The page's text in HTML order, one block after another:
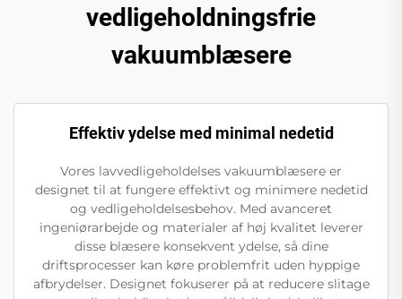
vedligeholdningsfrie
vakuumblæsere
Effektiv ydelse med minimal nedetid
Vores lavvedligeholdelses vakuumblæsere er
designet til at fungere effektivt og minimere nedetid
og vedligeholdelsesbehov. Med avanceret
ingeniørarbejde og materialer af høj kvalitet leverer
disse blæsere konsekvent ydelse, så dine
driftsprocesser kan køre problemfrit uden hyppige
afbrydelser. Designet fokuserer på at reducere slitage